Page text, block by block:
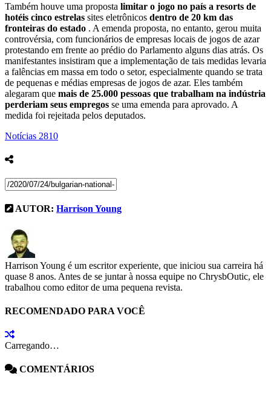
Também houve uma proposta limitar o jogo no país a resorts de
hotéis cinco estrelas sites eletrônicos dentro de 20 km das
fronteiras do estado . A emenda proposta, no entanto, gerou muita
controvérsia, com funcionários de empresas locais de jogos de azar
protestando em frente ao prédio do Parlamento alguns dias atrás. Os
manifestantes insistiram que a implementação de tais medidas levaria
a falências em massa em todo o setor, especialmente quando se trata
de pequenas e médias empresas de jogos de azar. Eles também
alegaram que mais de 25.000 pessoas que trabalham na indústria
perderiam seus empregos se uma emenda para aprovado. A
medida foi rejeitada pelos deputados.
Notícias 2810
AUTOR: Harrison Young
Harrison Young é um escritor experiente, que iniciou sua carreira há
quase 8 anos. Antes de se juntar à nossa equipe no ChrysbOutic, ele
trabalhou como editor de uma pequena revista.
RECOMENDADO PARA VOCÊ
Carregando…
COMENTÁRIOS